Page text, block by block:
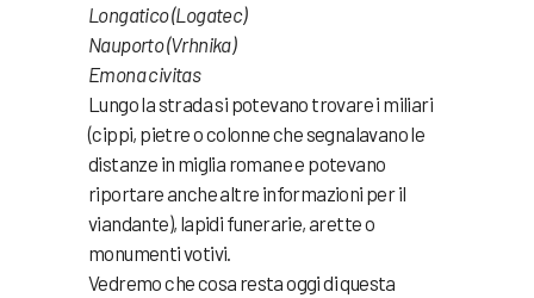
Longatico (Logatec)
Nauporto (Vrhnika)
Emona civitas
Lungo la strada si potevano trovare i miliari
(cippi, pietre o colonne che segnalavano le
distanze in miglia romane e potevano
riportare anche altre informazioni per il
viandante), lapidi funerarie, arette o
monumenti votivi.
Vedremo che cosa resta oggi di questa